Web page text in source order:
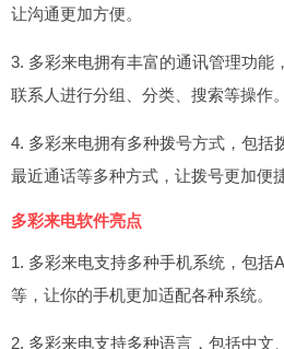
让沟通更加方便。
3. 多彩来电拥有丰富的通讯管理功能
联系人进行分组、分类、搜索等操作。
4. 多彩来电拥有多种拨号方式，包括
最近通话等多种方式，让拨号更加便捷
多彩来电软件亮点
1. 多彩来电支持多种手机系统，包括
等，让你的手机更加适配各种系统。
2. 多彩来电支持多种语言，包括中文